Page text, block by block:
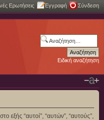
Ερωτήσεις Εγγραφή Σύνδεση
Ειδική αναζήτηση
εξής “αυτοί”, “αυτών”, “αυτούς”,